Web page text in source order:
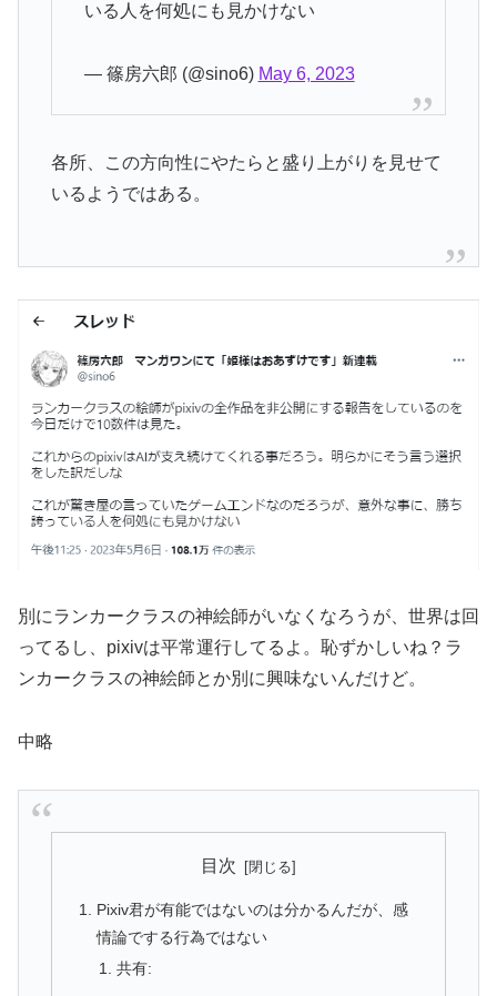
いる人を何処にも見かけない
— 篠房六郎 (@sino6) May 6, 2023
各所、この方向性にやたらと盛り上がりを見せて
いるようではある。
別にランカークラスの神絵師がいなくなろうが、世界は回
ってるし、pixivは平常運行してるよ。恥ずかしいね？ラ
ンカークラスの神絵師とか別に興味ないんだけど。
中略
目次
Pixiv君が有能ではないのは分かるんだが、感
情論でする行為ではない
共有: